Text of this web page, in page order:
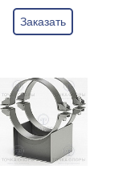
Заказать